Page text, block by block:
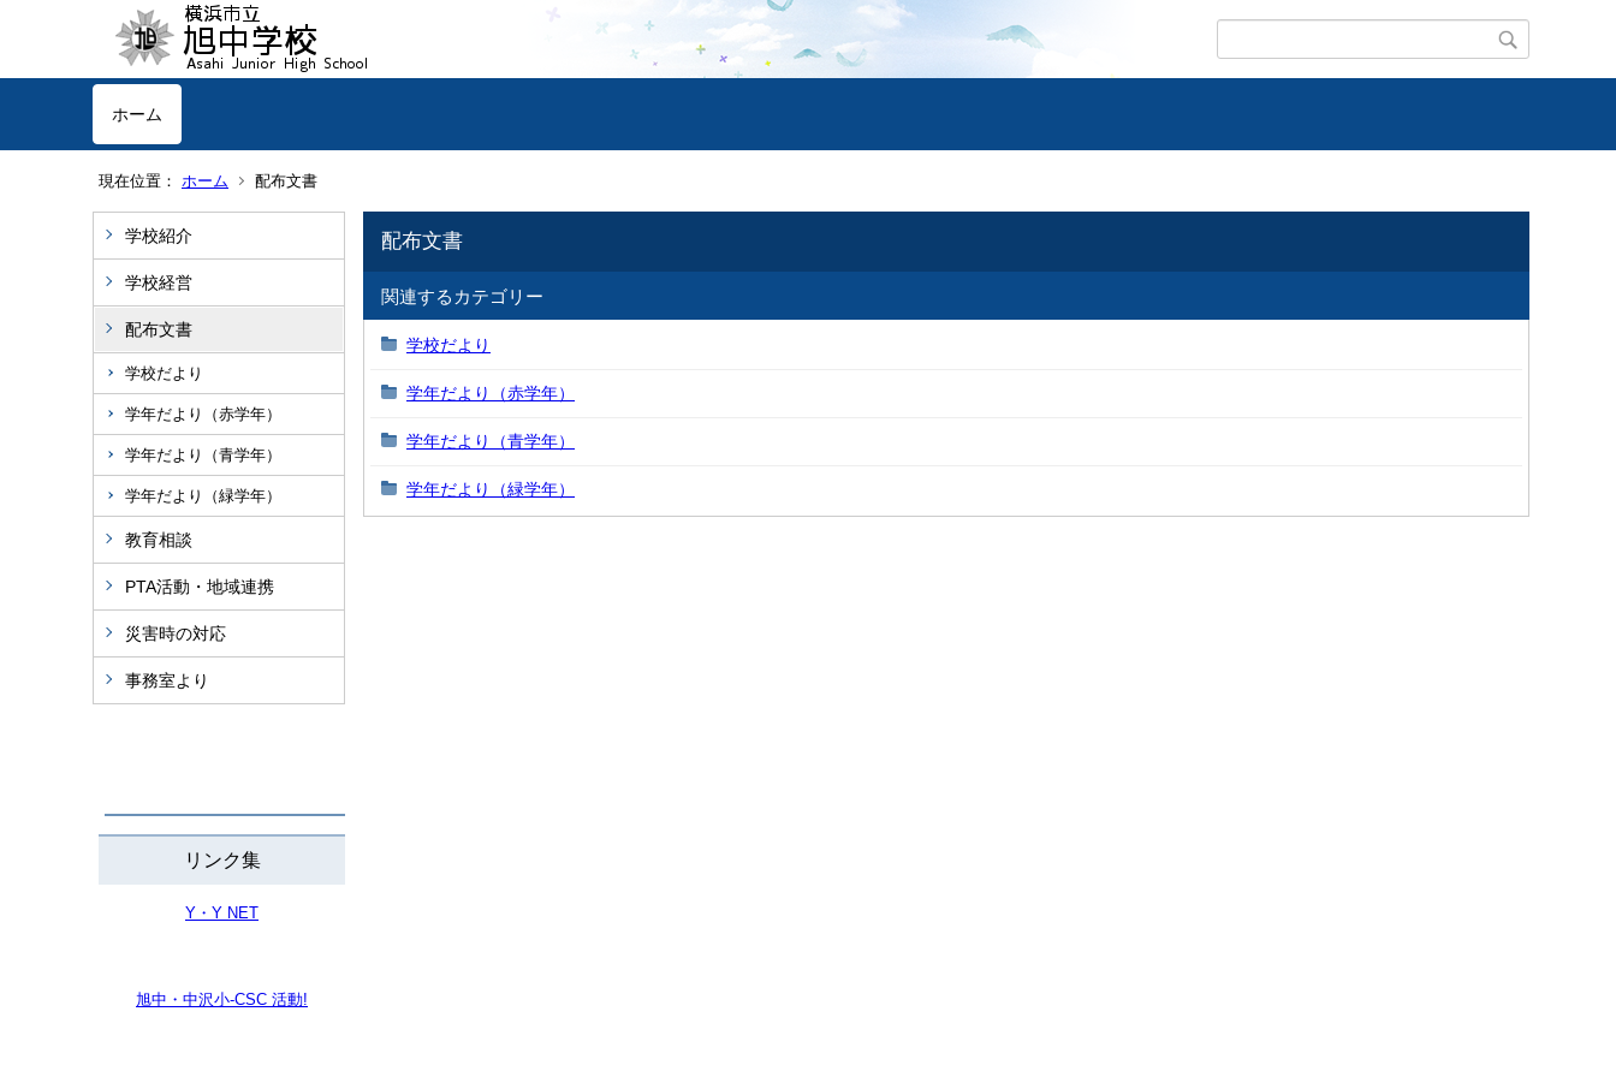
ホーム
現在位置： ホーム 配布文書
学校紹介
学校経営
配布文書
学校だより
学年だより（赤学年）
学年だより（青学年）
学年だより（緑学年）
教育相談
PTA活動・地域連携
災害時の対応
事務室より
リンク集
Y・Y NET
旭中・中沢小-CSC 活動!
配布文書
関連するカテゴリー
学校だより
学年だより（赤学年）
学年だより（青学年）
学年だより（緑学年）